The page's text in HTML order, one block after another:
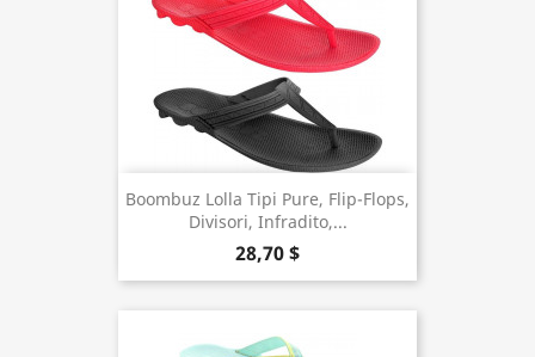
Boombuz Lolla Tipi Pure, Flip-Flops,
Divisori, Infradito,...
28,70 $